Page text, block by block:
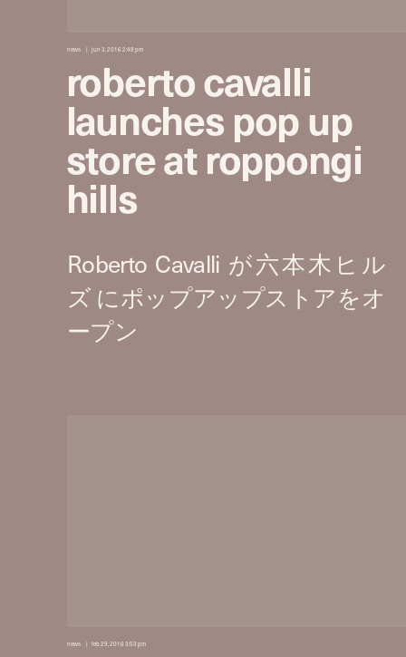
news jun 3, 2016 2:48 pm
roberto cavalli
launches pop up
store at roppongi
hills
news feb 29, 2016 3:53 pm